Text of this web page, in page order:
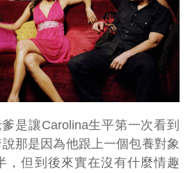
是讓Carolina生平第一次看到
說那是因為他跟上一個包養對象
，但到後來實在沒有什麼情趣